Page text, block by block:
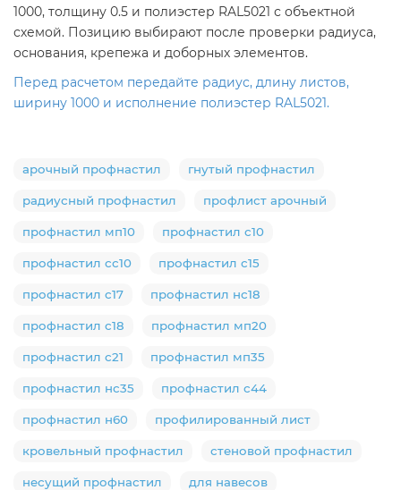
1000, толщину 0.5 и полиэстер RAL5021 с объектной
схемой. Позицию выбирают после проверки радиуса,
основания, крепежа и доборных элементов.
Перед расчетом передайте радиус, длину листов,
ширину 1000 и исполнение полиэстер RAL5021.
арочный профнастил гнутый профнастил
радиусный профнастил профлист арочный
профнастил мп10 профнастил с10
профнастил сс10 профнастил с15
профнастил с17 профнастил нс18
профнастил с18 профнастил мп20
профнастил с21 профнастил мп35
профнастил нс35 профнастил с44
профнастил н60 профилированный лист
кровельный профнастил стеновой профнастил
несущий профнастил для навесов